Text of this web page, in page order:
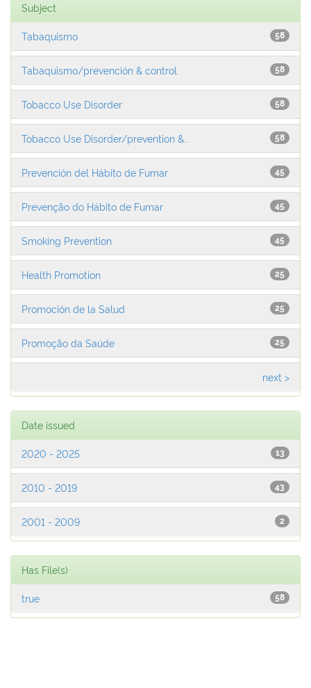
Subject
58
Tabaquismo
58
Tabaquismo/prevención & control
58
Tobacco Use Disorder
58
Tobacco Use Disorder/prevention &...
45
Prevención del Hábito de Fumar
45
Prevenção do Hábito de Fumar
45
Smoking Prevention
25
Health Promotion
25
Promoción de la Salud
25
Promoção da Saúde
next >
Date issued
13
2020 - 2025
43
2010 - 2019
2
2001 - 2009
Has File(s)
58
true